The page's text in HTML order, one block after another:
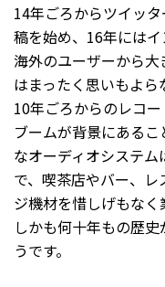
14年ごろからツイッ
稿を始め、16年にはイ
海外のユーザーから
はまったく思いもよら
10年ごろからのレコ
ブームが背景にある
なオーディオシステ
で、喫茶店やバー、
ジ機材を惜しげもなく
しかも何十年もの歴
うです。